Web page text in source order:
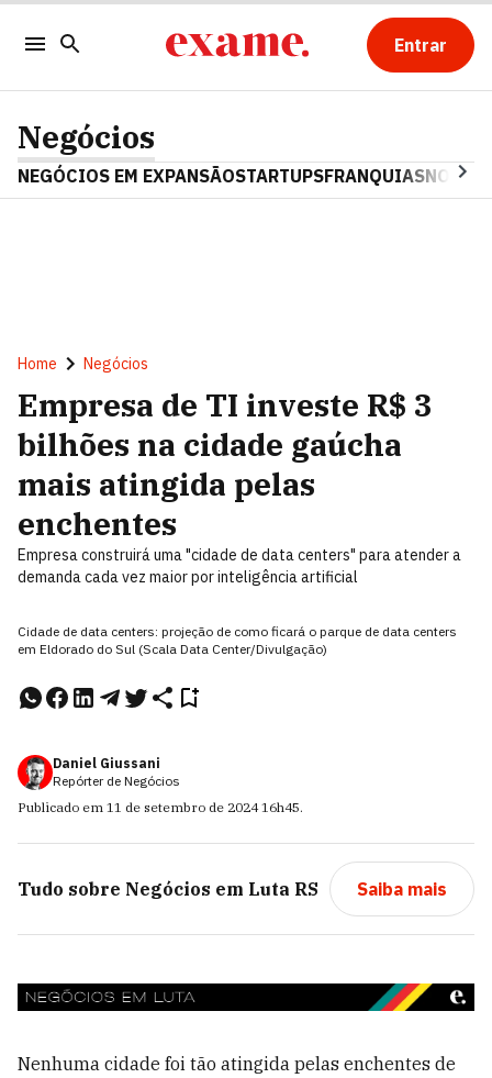
Entrar
Negócios
NEGÓCIOS EM EXPANSÃOSTARTUPSFRANQUIAS
Home Negócios
Empresa de TI investe R$ 3
bilhões na cidade gaúcha
mais atingida pelas
enchentes
Empresa construirá uma "cidade de data centers" para atender a
demanda cada vez maior por inteligência artificial
Cidade de data centers: projeção de como ficará o parque de data centers
em Eldorado do Sul (Scala Data Center/Divulgação)
Daniel Giussani
Repórter de Negócios
Publicado em 11 de setembro de 2024 16h45.
Tudo sobre Negócios em Luta RS Saiba mais
Nenhuma cidade foi tão atingida pelas enchentes de